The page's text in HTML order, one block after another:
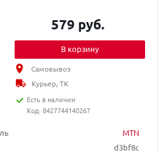
MTN
d3bf8c
579 руб.
В корзину
Самовывоз
Курьер, ТК
Есть в наличии
Код: 8427744140267